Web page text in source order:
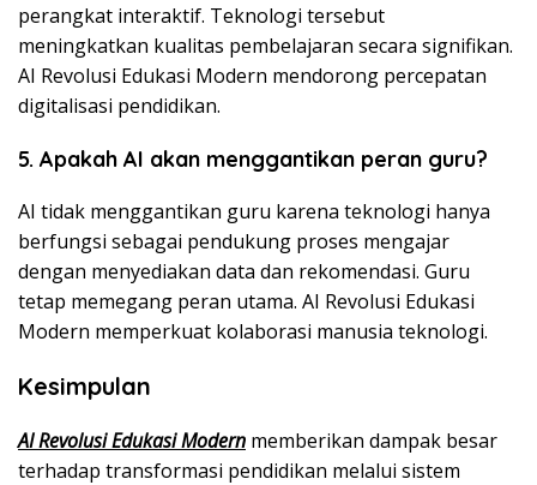
perangkat interaktif. Teknologi tersebut
meningkatkan kualitas pembelajaran secara signifikan.
AI Revolusi Edukasi Modern mendorong percepatan
digitalisasi pendidikan.
5. Apakah AI akan menggantikan peran guru?
AI tidak menggantikan guru karena teknologi hanya
berfungsi sebagai pendukung proses mengajar
dengan menyediakan data dan rekomendasi. Guru
tetap memegang peran utama. AI Revolusi Edukasi
Modern memperkuat kolaborasi manusia teknologi.
Kesimpulan
AI Revolusi Edukasi Modern memberikan dampak besar
terhadap transformasi pendidikan melalui sistem